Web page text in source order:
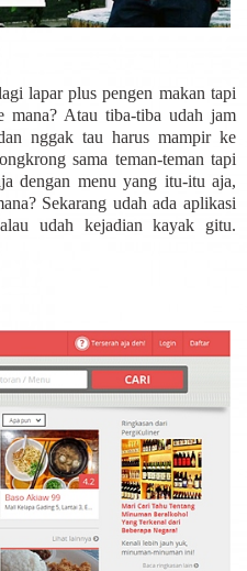
lapar plus pengen makan tapi
mana? Atau tiba-tiba udah jam
nggak tau harus mampir ke
sama teman-teman tapi
dengan menu yang itu-itu aja,
Sekarang udah ada aplikasi
udah kejadian kayak gitu.